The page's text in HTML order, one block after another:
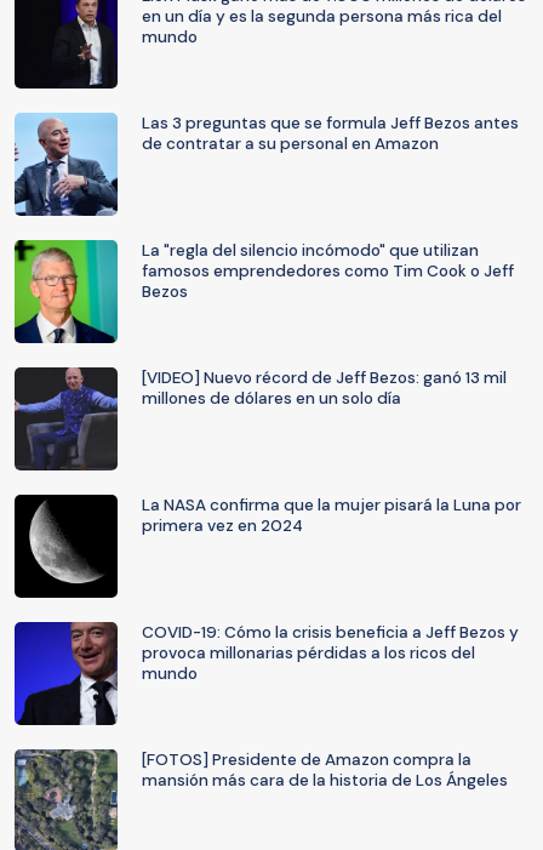
en un día y es la segunda persona más rica del
mundo
Las 3 preguntas que se formula Jeff Bezos antes
de contratar a su personal en Amazon
La "regla del silencio incómodo" que utilizan
famosos emprendedores como Tim Cook o Jeff
Bezos
[VIDEO] Nuevo récord de Jeff Bezos: ganó 13 mil
millones de dólares en un solo día
La NASA confirma que la mujer pisará la Luna por
primera vez en 2024
COVID-19: Cómo la crisis beneficia a Jeff Bezos y
provoca millonarias pérdidas a los ricos del
mundo
[FOTOS] Presidente de Amazon compra la
mansión más cara de la historia de Los Ángeles